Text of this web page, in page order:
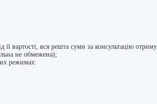
вартості, вся решта суми за консультацію
не обмежена);
режимах: